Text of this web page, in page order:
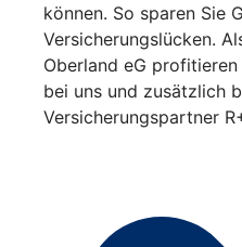
können. So sparen Sie
Versicherungslücken.
Oberland eG
bei uns und zusätzlich
Versicherungspartner